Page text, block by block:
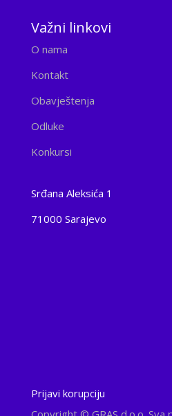
Važni linkovi
O nama
Kontakt
Obavještenja
Odluke
Konkursi
Srđana Aleksića 1
71000 Sarajevo
Prijavi korupciju